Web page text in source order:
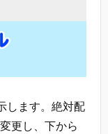
します。絶対配
更し、下から